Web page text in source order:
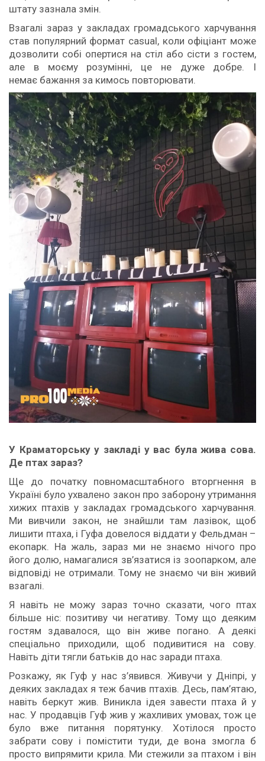
штату зазнала змін.
Взагалі зараз у закладах громадського харчування
став популярний формат сasual, коли офіціант може
дозволити собі опертися на стіл або сісти з гостем,
але в моєму розумінні, це не дуже добре. І
немає бажання за кимось повторювати.
У Краматорську у закладі у вас була жива сова.
Де птах зараз?
Ще до початку повномасштабного вторгнення в
Україні було ухвалено закон про заборону утримання
хижих птахів у закладах громадського харчування.
Ми вивчили закон, не знайшли там лазівок, щоб
лишити птаха, і Гуфа довелося віддати у Фельдман –
екопарк. На жаль, зараз ми не знаємо нічого про
його долю, намагалися зв’язатися із зоопарком, але
відповіді не отримали. Тому не знаємо чи він живий
взагалі.
Я навіть не можу зараз точно сказати, чого птах
більше ніс: позитиву чи негативу. Тому що деяким
гостям здавалося, що він живе погано. А деякі
спеціально приходили, щоб подивитися на сову.
Навіть діти тягли батьків до нас заради птаха.
Розкажу, як Гуф у нас з’явився. Живучи у Дніпрі, у
деяких закладах я теж бачив птахів. Десь, пам’ятаю,
навіть беркут жив. Виникла ідея завести птаха й у
нас. У продавців Гуф жив у жахливих умовах, тож це
було вже питання порятунку. Хотілося просто
забрати сову і помістити туди, де вона змогла б
просто випрямити крила. Ми стежили за птахом і він